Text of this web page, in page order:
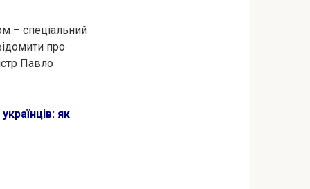
– спеціальний
про
Павло
як